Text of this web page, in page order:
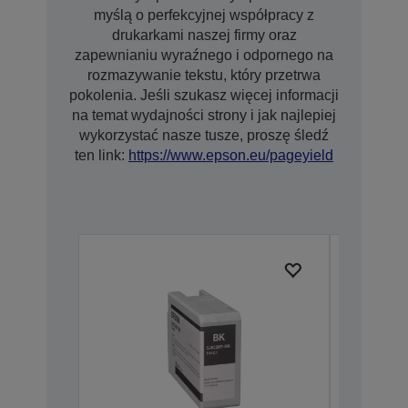
myślą o perfekcyjnej współpracy z
drukarkami naszej firmy oraz
zapewnianiu wyraźnego i odpornego na
rozmazywanie tekstu, który przetrwa
pokolenia. Jeśli szukasz więcej informacji
na temat wydajności strony i jak najlepiej
wykorzystać nasze tusze, proszę śledź
ten link: https://www.epson.eu/pageyield